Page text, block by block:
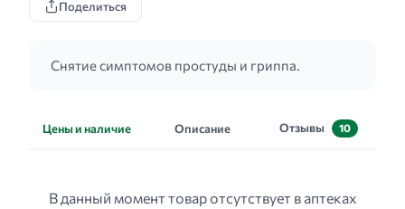
Поделиться
Снятие симптомов простуды и гриппа.
Цены и наличие Описание Отзывы 10
В данный момент товар отсутствует в аптеках